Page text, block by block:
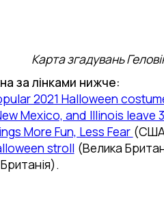
Карта згадувань
за лінками нижче:
2021 Halloween
Mexico, and Illinois leave
More Fun, Less Fear
stroll(Велика